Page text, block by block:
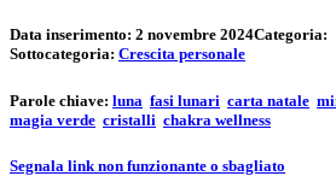
Data inserimento: 2 novembre 2024Categoria:
Sottocategoria: Crescita personale
Parole chiave: luna fasi lunari carta natale
magia verde cristalli chakra wellness
Segnala link non funzionante o sbagliato